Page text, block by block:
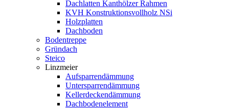
Dachlatten Kanthölzer Rahmen
KVH Konstruktionsvollholz NSi
Holzplatten
Dachboden
Bodentreppe
Gründach
Steico
Linzmeier
Aufsparrendämmung
Untersparrendämmung
Kellerdeckendämmung
Dachbodenelement